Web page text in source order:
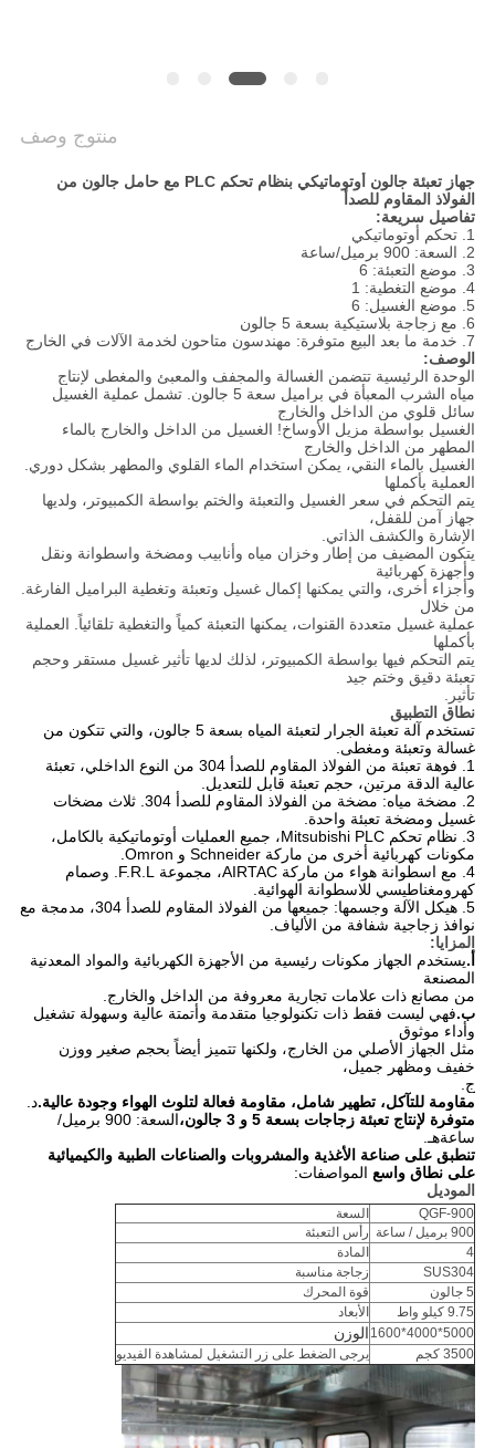
منتوج وصف
جهاز تعبئة جالون أوتوماتيكي بنظام تحكم PLC مع حامل جالون من
الفولاذ المقاوم للصدأ
تفاصيل سريعة:
1. تحكم أوتوماتيكي
2. السعة: 900 برميل/ساعة
3. موضع التعبئة: 6
4. موضع التغطية: 1
5. موضع الغسيل: 6
6. مع زجاجة بلاستيكية بسعة 5 جالون
7. خدمة ما بعد البيع متوفرة: مهندسون متاحون لخدمة الآلات في الخارج
الوصف:
الوحدة الرئيسية تتضمن الغسالة والمجفف والمعبئ والمغطى لإنتاج
مياه الشرب المعبأة في براميل سعة 5 جالون. تشمل عملية الغسيل
سائل قلوي من الداخل والخارج
الغسيل بواسطة مزيل الأوساخ! الغسيل من الداخل والخارج بالماء
المطهر من الداخل والخارج
الغسيل بالماء النقي، يمكن استخدام الماء القلوي والمطهر بشكل دوري.
العملية بأكملها
يتم التحكم في سعر الغسيل والتعبئة والختم بواسطة الكمبيوتر، ولديها
جهاز آمن للقفل،
الإشارة والكشف الذاتي.
يتكون المضيف من إطار وخزان مياه وأنابيب ومضخة واسطوانة ونقل
وأجهزة كهربائية
وأجزاء أخرى، والتي يمكنها إكمال غسيل وتعبئة وتغطية البراميل الفارغة.
من خلال
عملية غسيل متعددة القنوات، يمكنها التعبئة كمياً والتغطية تلقائياً. العملية
بأكملها
يتم التحكم فيها بواسطة الكمبيوتر، لذلك لديها تأثير غسيل مستقر وحجم
تعبئة دقيق وختم جيد
تأثير.
نطاق التطبيق
تستخدم آلة تعبئة الجرار لتعبئة المياه بسعة 5 جالون، والتي تتكون من
غسالة وتعبئة ومغطى.
1. فوهة تعبئة من الفولاذ المقاوم للصدأ 304 من النوع الداخلي، تعبئة
عالية الدقة مرتين، حجم تعبئة قابل للتعديل.
2. مضخة مياه: مضخة من الفولاذ المقاوم للصدأ 304. ثلاث مضخات
غسيل ومضخة تعبئة واحدة.
3. نظام تحكم Mitsubishi PLC، جميع العمليات أوتوماتيكية بالكامل،
مكونات كهربائية أخرى من ماركة Schneider و Omron.
4. مع اسطوانة هواء من ماركة AIRTAC، مجموعة F.R.L. وصمام
كهرومغناطيسي للاسطوانة الهوائية.
5. هيكل الآلة وجسمها: جميعها من الفولاذ المقاوم للصدأ 304، مدمجة مع
نوافذ زجاجية شفافة من الألياف.
المزايا:
أ.يستخدم الجهاز مكونات رئيسية من الأجهزة الكهربائية والمواد المعدنية
المصنعة
من مصانع ذات علامات تجارية معروفة من الداخل والخارج.
ب.فهي ليست فقط ذات تكنولوجيا متقدمة وأتمتة عالية وسهولة تشغيل
وأداء موثوق
مثل الجهاز الأصلي من الخارج، ولكنها تتميز أيضاً بحجم صغير ووزن
خفيف ومظهر جميل،
ج.
مقاومة للتآكل، تطهير شامل، مقاومة فعالة لتلوث الهواء وجودة عالية.د.
متوفرة لإنتاج تعبئة زجاجات بسعة 5 و 3 جالون،
السعة: 900 برميل/
ساعةهـ.
تنطبق على صناعة الأغذية والمشروبات والصناعات الطبية والكيميائية
على نطاق واسع المواصفات:
الموديل
QGF-900
السعة
900 برميل / ساعة
رأس التعبئة
4
المادة
SUS304
زجاجة مناسبة
5 جالون
قوة المحرك
9.75 كيلو واط
الأبعاد
5000*4000*1600
الوزن
3500 كجم يرجى الضغط على زر التشغيل لمشاهدة الفيديو